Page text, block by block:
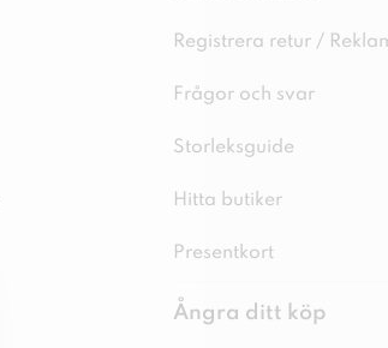
Registrera retur /
Frågor och svar
Storleksguide
Hitta butiker
Presentkort
Ångra ditt köp